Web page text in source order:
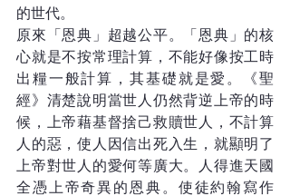
的世代。
原來「恩典」超越公平。「恩典」的核
心就是不按常理計算，不能好像按工時
出糧一般計算，其基礎就是愛。《聖
經》清楚說明當世人仍然背逆上帝的時
候，上帝藉基督捨己救贖世人，不計算
人的惡，使人因信出死入生，就顯明了
上帝對世人的愛何等廣大。人得進天國
全憑上帝奇異的恩典。使徒約翰寫作